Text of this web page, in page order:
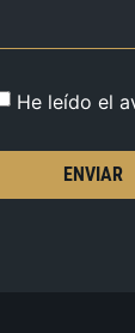
He leído el
ENVIAR